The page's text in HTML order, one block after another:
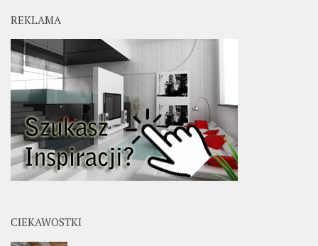
REKLAMA
CIEKAWOSTKI